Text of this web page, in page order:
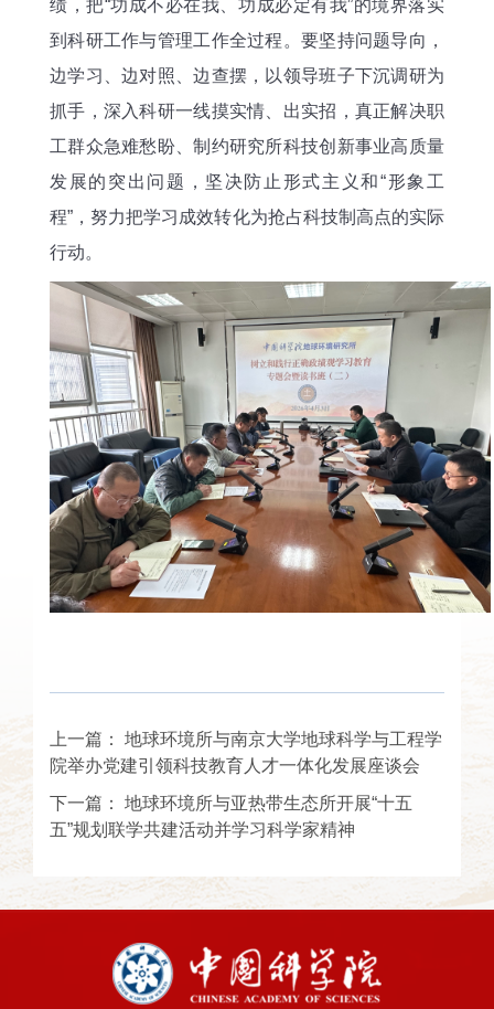
绩，把“功成不必在我、功成必定有我”的境界落实
到科研工作与管理工作全过程。要坚持问题导向，
边学习、边对照、边查摆，以领导班子下沉调研为
抓手，深入科研一线摸实情、出实招，真正解决职
工群众急难愁盼、制约研究所科技创新事业高质量
发展的突出问题，坚决防止形式主义和“形象工
程”，努力把学习成效转化为抢占科技制高点的实际
行动。
上一篇：
地球环境所与南京大学地球科学与工程学
院举办党建引领科技教育人才一体化发展座谈会
下一篇：
地球环境所与亚热带生态所开展“十五
五”规划联学共建活动并学习科学家精神